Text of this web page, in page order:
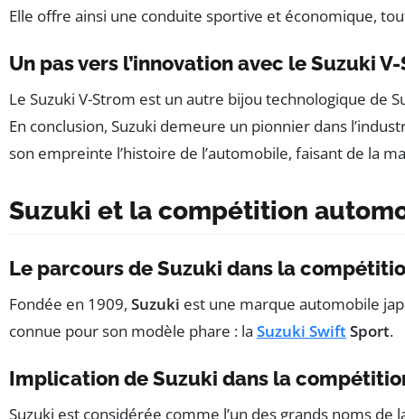
Elle offre ainsi une conduite sportive et économique,
Un pas vers l’innovation avec le Suzuki
Le Suzuki V-Strom est un autre bijou technologique de
En conclusion, Suzuki demeure un pionnier dans
son empreinte l’histoire de l’automobile, faisant de la
Suzuki et la compétition
Le parcours de Suzuki dans la
Fondée en 1909, Suzuki est une marque automobile
connue pour son modèle phare : la Suzuki SwiftSport.
Implication de Suzuki dans la
Suzuki est considérée comme l’un des grands noms de